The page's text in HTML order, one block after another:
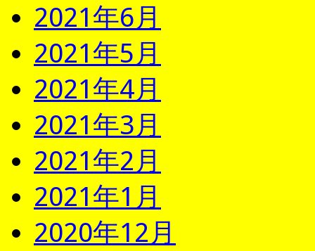
2021年6月
2021年5月
2021年4月
2021年3月
2021年2月
2021年1月
2020年12月